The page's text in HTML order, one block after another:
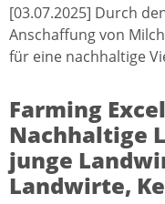
[03.07.2025] Durch
Anschaffung von
für eine nachhaltige
Farming
Nachhaltige
junge
Landwirte,